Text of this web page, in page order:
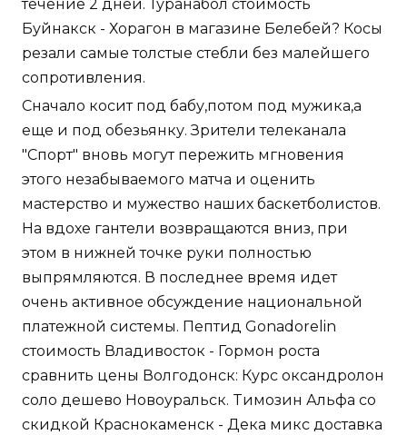
течение 2 дней. Туранабол стоимость
Буйнакск - Хорагон в магазине Белебей? Косы
резали самые толстые стебли без малейшего
сопротивления.
Сначало косит под бабу,потом под мужика,а
еще и под обезьянку. Зрители телеканала
"Спорт" вновь могут пережить мгновения
этого незабываемого матча и оценить
мастерство и мужество наших баскетболистов.
На вдохе гантели возвращаются вниз, при
этом в нижней точке руки полностью
выпрямляются. В последнее время идет
очень активное обсуждение национальной
платежной системы. Пептид Gonadorelin
стоимость Владивосток - Гормон роста
сравнить цены Волгодонск: Курс оксандролон
соло дешево Новоуральск. Tимозин Альфа со
скидкой Краснокаменск - Дека микс доставка